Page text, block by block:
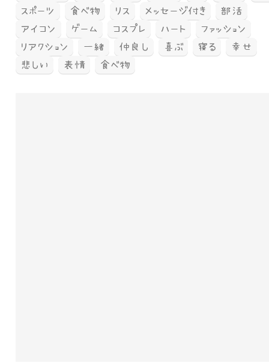
スポーツ
食べ物 リス メッセージ付き
部活
アイコン
ゲーム コスプレ ハート
ファッション
リアクション
一緒 仲良し 喜ぶ 寝る
幸せ
悲しい
表情 食べ物